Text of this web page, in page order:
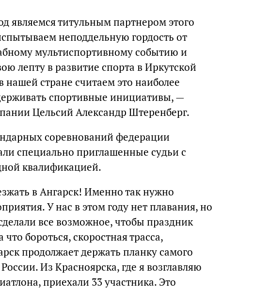
являемся титульным партнером этого
неподдельную гордость от
мультиспортивному событию и
лепту в развитие спорта в Иркутской
нашей стране считаем это наиболее
спортивные инициативы, —
Цельсий Александр Штеренберг.
соревнований федерации
специально приглашенные судьи с
квалификацией.
в Ангарск! Именно так нужно
У нас в этом году нет плавания, но
все возможное, чтобы праздник
бороться, скоростная трасса,
продолжает держать планку самого
Из Красноярска, где я возглавляю
приехали 33 участника. Это